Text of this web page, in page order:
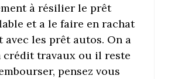
à résilier le prêt
et a le faire en rachat
avec les prêt autos. On a
crédit travaux ou il reste
pensez vous